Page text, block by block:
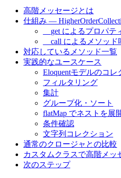
高階メッセージとは
仕組み —
__get によるプロパ
__call によるメソッ
対応しているメソッド一覧
実践的なユースケース
Eloquentモデルのコレ
フィルタリング
集計
グループ化・ソート
flatMap でネストを展
条件確認
文字列コレクション
通常のクロージャとの比較
カスタムクラスで高階メッ
次のステップ